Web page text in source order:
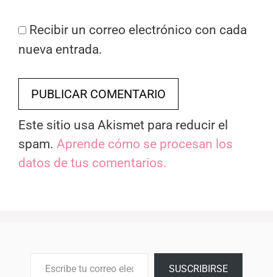
Recibir un correo electrónico con cada
nueva entrada.
Este sitio usa Akismet para reducir el
spam. Aprende cómo se procesan los
datos de tus comentarios.
SUSCRIBIRSE